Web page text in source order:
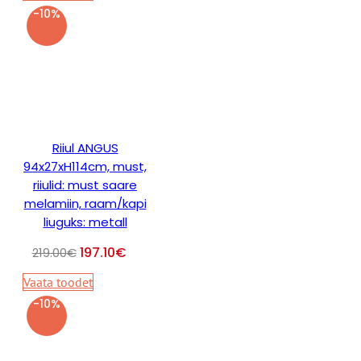
-10%
Riiul ANGUS
94x27xH114cm, must,
riiulid: must saare
melamiin, raam/kapi
liuguks: metall
219.00€ 197.10€
Vaata toodet
-10%